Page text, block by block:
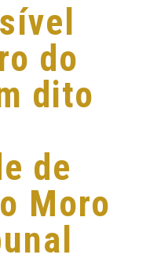
do
dito
de
Moro